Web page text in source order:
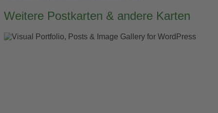
Weitere Postkarten & andere Karten